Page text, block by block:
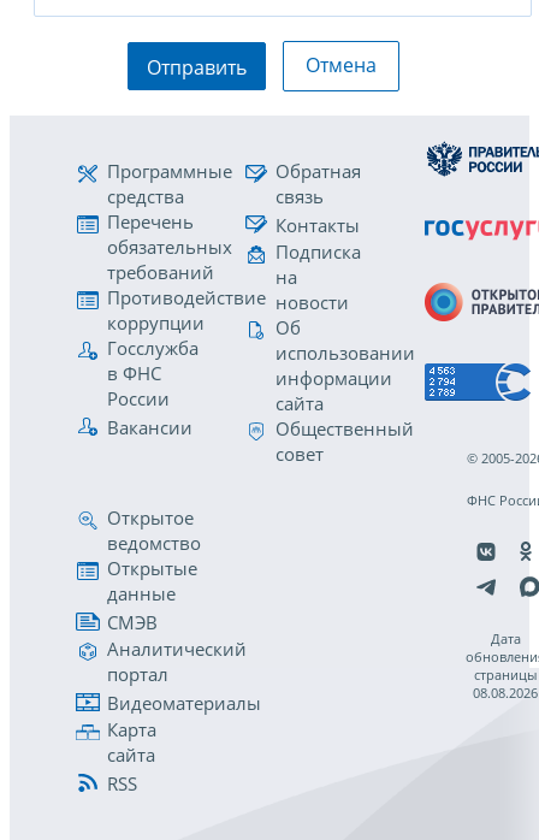
Отправить Отмена
Программные
средства
Перечень
обязательных
требований
Противодействие
коррупции
Госслужба
в ФНС
России
Вакансии
Обратная
связь
Контакты
Подписка
на
новости
Об
использовании
информации
сайта
Общественный
совет
Открытое
ведомство
Открытые
данные
СМЭВ
Аналитический
портал
Видеоматериалы
Карта
сайта
RSS
© 2005-
ФНС
Дата
страницы
08.08.2026